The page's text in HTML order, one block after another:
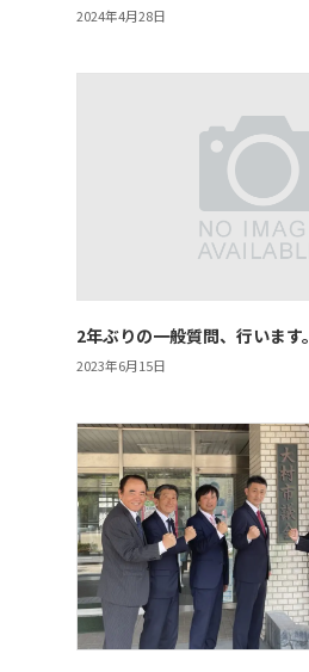
2024年4月28日
2年ぶりの一般質問、行います。
2023年6月15日